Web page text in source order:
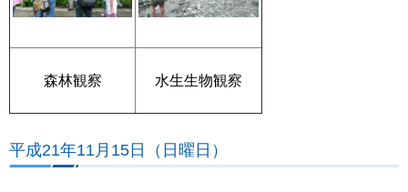
森林観察 水生生物観察
平成21年11月15日（日曜日）